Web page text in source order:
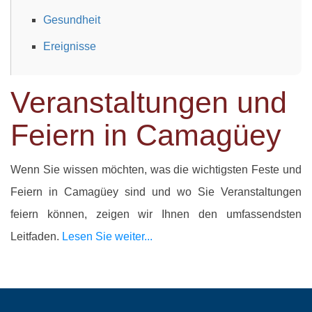
Gesundheit
Ereignisse
Veranstaltungen und
Feiern in Camagüey
Wenn Sie wissen möchten, was die wichtigsten Feste und
Feiern in Camagüey sind und wo Sie Veranstaltungen
feiern können, zeigen wir Ihnen den umfassendsten
Leitfaden. Lesen Sie weiter...